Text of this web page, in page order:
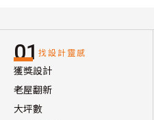
01 找設計靈感
獲獎設計
老屋翻新
大坪數